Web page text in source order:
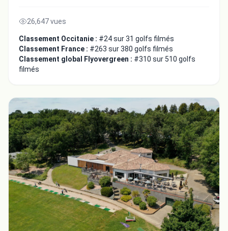
26,647 vues
Classement Occitanie : #24 sur 31 golfs filmés
Classement France : #263 sur 380 golfs filmés
Classement global Flyovergreen : #310 sur 510 golfs
filmés